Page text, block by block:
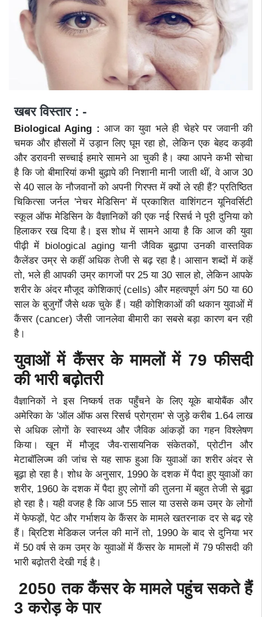
खबर विस्तार : -
Biological Aging :आज का युवा भले ही चेहरे पर जवानी की
चमक और हौसलों में उड़ान लिए घूम रहा हो, लेकिन एक बेहद कड़वी
और डरावनी सच्चाई हमारे सामने आ चुकी है। क्या आपने कभी सोचा
है कि जो बीमारियां कभी बुढ़ापे की निशानी मानी जाती थीं, वे आज 30
से 40 साल के नौजवानों को अपनी गिरफ्त में क्यों ले रही हैं? प्रतिष्ठित
चिकित्सा जर्नल 'नेचर मेडिसिन' में प्रकाशित वाशिंगटन यूनिवर्सिटी
स्कूल ऑफ मेडिसिन के वैज्ञानिकों की एक नई रिसर्च ने पूरी दुनिया को
हिलाकर रख दिया है। इस शोध में सामने आया है कि आज की युवा
पीढ़ी में biological aging यानी जैविक बुढ़ापा उनकी वास्तविक
कैलेंडर उम्र से कहीं अधिक तेजी से बढ़ रहा है। आसान शब्दों में कहें
तो, भले ही आपकी उम्र कागजों पर 25 या 30 साल हो, लेकिन आपके
शरीर के अंदर मौजूद कोशिकाएं (cells) और महत्वपूर्ण अंग 50 या 60
साल के बुजुर्गों जैसे थक चुके हैं। यही कोशिकाओं की थकान युवाओं में
कैंसर (cancer) जैसी जानलेवा बीमारी का सबसे बड़ा कारण बन रही
है।
युवाओं में कैंसर के मामलों में 79 फीसदी
की भारी बढ़ोतरी
वैज्ञानिकों ने इस निष्कर्ष तक पहुँचने के लिए यूके बायोबैंक और
अमेरिका के 'ऑल ऑफ अस रिसर्च प्रोग्राम' से जुड़े करीब 1.64 लाख
से अधिक लोगों के स्वास्थ्य और जैविक आंकड़ों का गहन विश्लेषण
किया। खून में मौजूद जैव-रासायनिक संकेतकों, प्रोटीन और
मेटाबॉलिज्म की जांच से यह साफ हुआ कि युवाओं का शरीर अंदर से
बूढ़ा हो रहा है। शोध के अनुसार, 1990 के दशक में पैदा हुए युवाओं का
शरीर, 1960 के दशक में पैदा हुए लोगों की तुलना में बहुत तेजी से बूढ़ा
हो रहा है। यही वजह है कि आज 55 साल या उससे कम उम्र के लोगों
में फेफड़ों, पेट और गर्भाशय के कैंसर के मामले खतरनाक दर से बढ़ रहे
हैं। ब्रिटिश मेडिकल जर्नल की मानें तो, 1990 के बाद से दुनिया भर
में 50 वर्ष से कम उम्र के युवाओं में कैंसर के मामलों में 79 फीसदी की
भारी बढ़ोतरी देखी गई है।
2050 तक कैंसर के मामले पहुंच सकते हैं
3 करोड़ के पार